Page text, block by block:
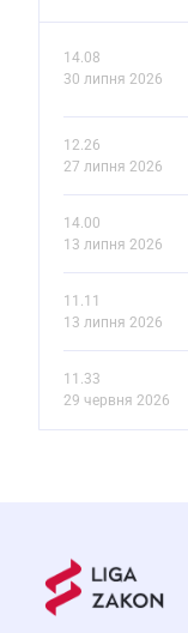
14.08
30 липня 2026
12.26
27 липня 2026
14.00
13 липня 2026
11.11
13 липня 2026
11.33
29 червня 2026